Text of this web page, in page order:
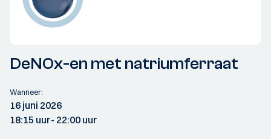
DeNOx-en met natriumferraat
Wanneer:
16 juni 2026
18:15 uur- 22:00 uur